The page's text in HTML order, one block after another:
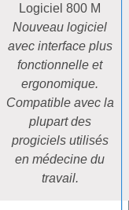
Logiciel 800 M
Nouveau logiciel
avec interface plus
fonctionnelle et
ergonomique.
Compatible avec la
plupart des
progiciels utilisés
en médecine du
travail.